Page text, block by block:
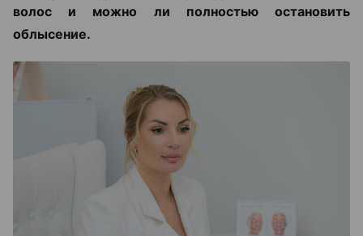
волос и можно ли полностью остановить
облысение.